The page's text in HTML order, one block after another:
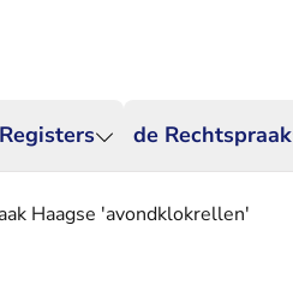
Registers de Rechtspraak
Haagse 'avondklokrellen'